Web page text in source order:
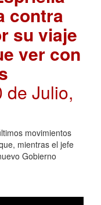
contra
su viaje
ver con
de Julio,
movimientos
mientras el jefe
Gobierno